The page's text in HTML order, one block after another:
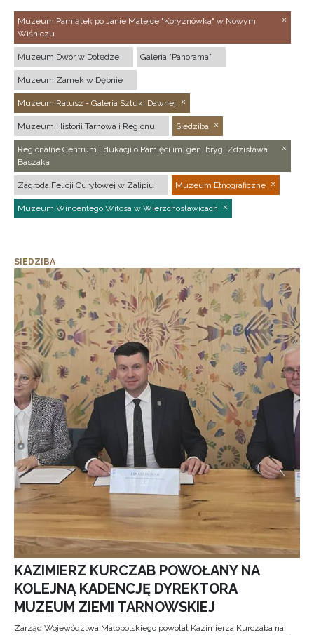
Muzeum Pamiątek po Janie Matejce "Koryznówka" w Nowym
Wiśniczu
Muzeum Dwór w Dołędze Galeria "Panorama"
Muzeum Zamek w Dębnie
Muzeum Ratusz - Galeria Sztuki Dawnej
Muzeum Historii Tarnowa i Regionu Siedziba
Regionalne Centrum Edukacji o Pamięci im. gen. bryg. Zdzisława
Baszaka
Zagroda Felicji Curyłowej w Zalipiu Muzeum Etnograficzne
Muzeum Wincentego Witosa w Wierzchosławicach
SIEDZIBA
KAZIMIERZ KURCZAB POWOŁANY NA
KOLEJNĄ KADENCJĘ DYREKTORA
MUZEUM ZIEMI TARNOWSKIEJ
Zarząd Województwa Małopolskiego powołał Kazimierza Kurczaba na